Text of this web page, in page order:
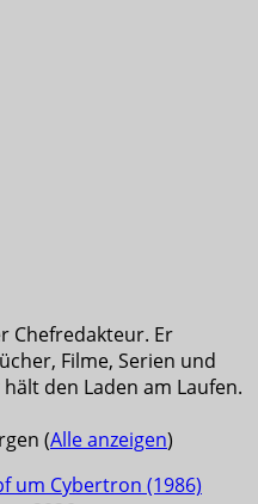
Chefredakteur. Er
Filme, Serien und
den Laden am Laufen.
(Alle anzeigen)
um Cybertron (1986)